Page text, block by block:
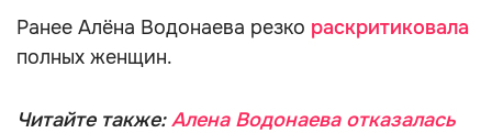
Ранее Алёна Водонаева резко раскритиковала
полных женщин.
Читайте также:Алена Водонаева отказалась